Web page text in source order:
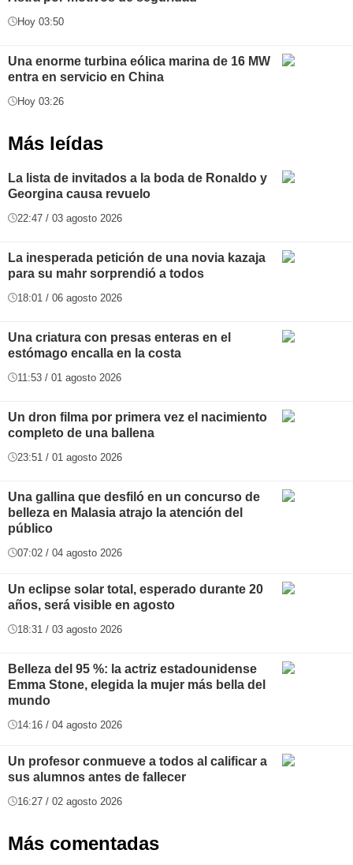
Hoy 03:50
Una enorme turbina eólica marina de 16 MW
entra en servicio en China
Hoy 03:26
Más leídas
La lista de invitados a la boda de Ronaldo y
Georgina causa revuelo
22:47 / 03 agosto 2026
La inesperada petición de una novia kazaja
para su mahr sorprendió a todos
18:01 / 06 agosto 2026
Una criatura con presas enteras en el
estómago encalla en la costa
11:53 / 01 agosto 2026
Un dron filma por primera vez el nacimiento
completo de una ballena
23:51 / 01 agosto 2026
Una gallina que desfiló en un concurso de
belleza en Malasia atrajo la atención del
público
07:02 / 04 agosto 2026
Un eclipse solar total, esperado durante 20
años, será visible en agosto
18:31 / 03 agosto 2026
Belleza del 95 %: la actriz estadounidense
Emma Stone, elegida la mujer más bella del
mundo
14:16 / 04 agosto 2026
Un profesor conmueve a todos al calificar a
sus alumnos antes de fallecer
16:27 / 02 agosto 2026
Más comentadas